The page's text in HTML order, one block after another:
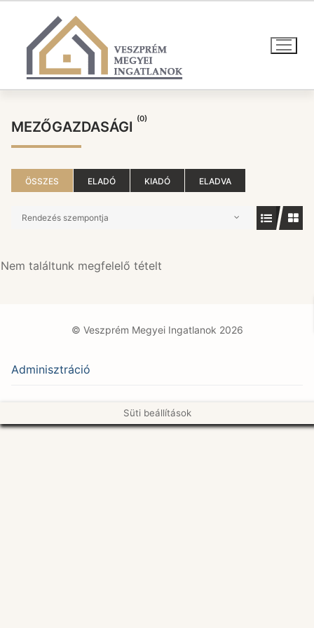
tartalomra
MEZŐGAZDASÁGI (0)
ÖSSZES ELADÓ KIADÓ ELADVA
Rendezés szempontja
Nem találtunk megfelelő tételt
© Veszprém Megyei Ingatlanok 2026
Adminisztráció
Süti beállítások